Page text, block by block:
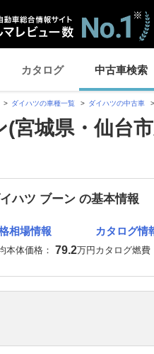
カタログ 中古車検索
ダイハツの車種一覧 ダイハツの中古車
宮城県・仙台
ハツ ブーン の基本情報
相場情報
本体価格： 79.2万円
カタログ情
カタログ燃費